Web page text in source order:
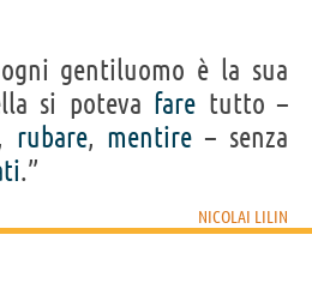
gentiluomo è la sua
si poteva fare tutto –
rubare, mentire – senza
.”
NICOLAI LILIN